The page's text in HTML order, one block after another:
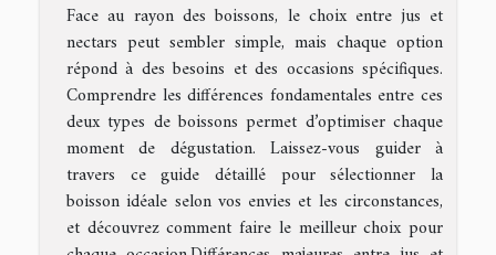
Face au rayon des boissons, le choix entre jus et
nectars peut sembler simple, mais chaque option
répond à des besoins et des occasions spécifiques.
Comprendre les différences fondamentales entre ces
deux types de boissons permet d’optimiser chaque
moment de dégustation. Laissez-vous guider à
travers ce guide détaillé pour sélectionner la
boisson idéale selon vos envies et les circonstances,
et découvrez comment faire le meilleur choix pour